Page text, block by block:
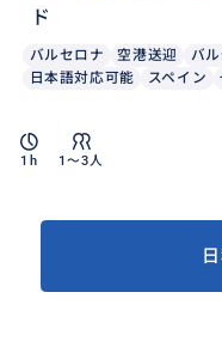
ド
バルセロナ 空港送迎 バ
日本語対応可能
スペイン
1h 1〜3人